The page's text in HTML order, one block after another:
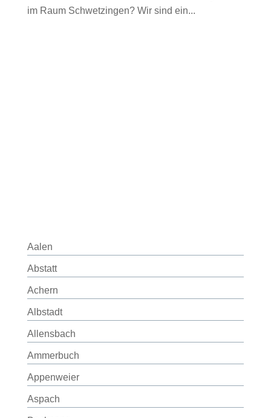
im Raum Schwetzingen? Wir sind ein...
Aalen
Abstatt
Achern
Albstadt
Allensbach
Ammerbuch
Appenweier
Aspach